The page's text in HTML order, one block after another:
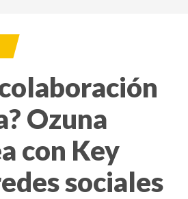
Ozuna
con Key
sociales